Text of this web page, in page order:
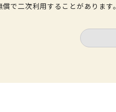
で二次利用することがあります